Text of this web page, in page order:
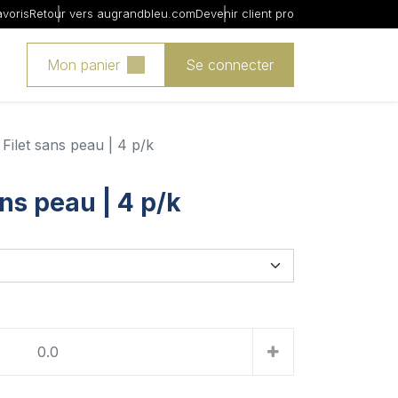
Retour vers augrandbleu.comDevenir client pro
Mon panier Se connecter
sans peau | 4 p/k
peau | 4 p/k